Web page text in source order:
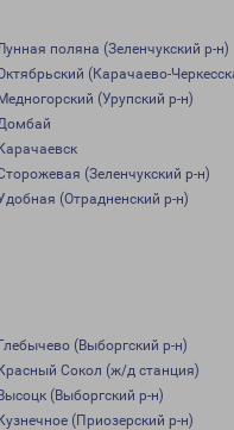
поляна (Зеленчукский р-н)
(Карачаево-
(Урупский р-н)
(Зеленчукский р-н)
(Отрадненский р-н)
(Выборгский р-н)
Сокол (ж/д станция)
(Выборгский р-н)
(Приозерский р-н)